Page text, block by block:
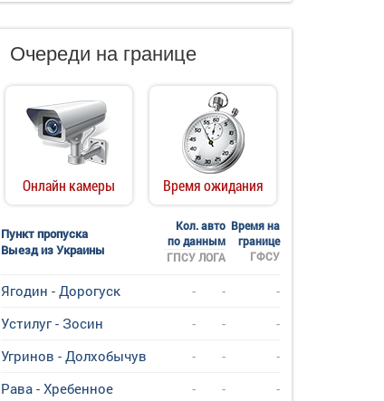
Очереди на границе
Онлайн камеры Время ожидания
Пункт пропуска
Выезд из Украины
Кол. авто
по данным
Время на
границе
ГФСУ
ГПСУ ЛОГА
Ягодин - Дорогуск - -
-
Устилуг - Зосин
- -
-
Угринов - Долхобычув
- -
-
Рава - Хребенное
- -
-